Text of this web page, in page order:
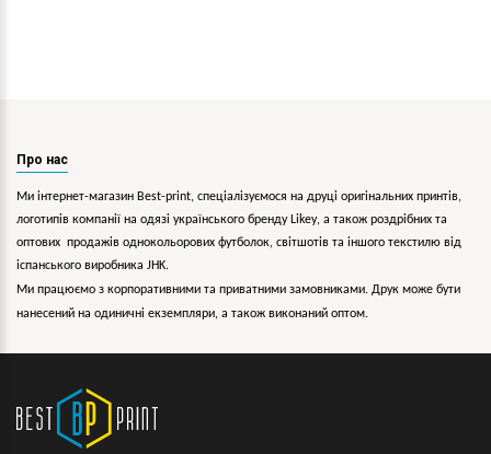
Про нас
Ми інтернет-магазин Best-print, спеціалізуємося на друці оригінальних принтів,
логотипів компанії на одязі українського бренду Likey, а також роздрібних та
оптових продажів однокольорових футболок, світшотів та іншого текстилю від
іспанського виробника JHK.
Ми працюємо з корпоративними та приватними замовниками. Друк може бути
нанесений на одиничні екземпляри, а також виконаний оптом.